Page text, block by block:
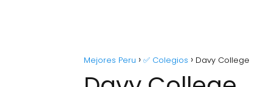
Mejores Peru ✅ Colegios Davy College